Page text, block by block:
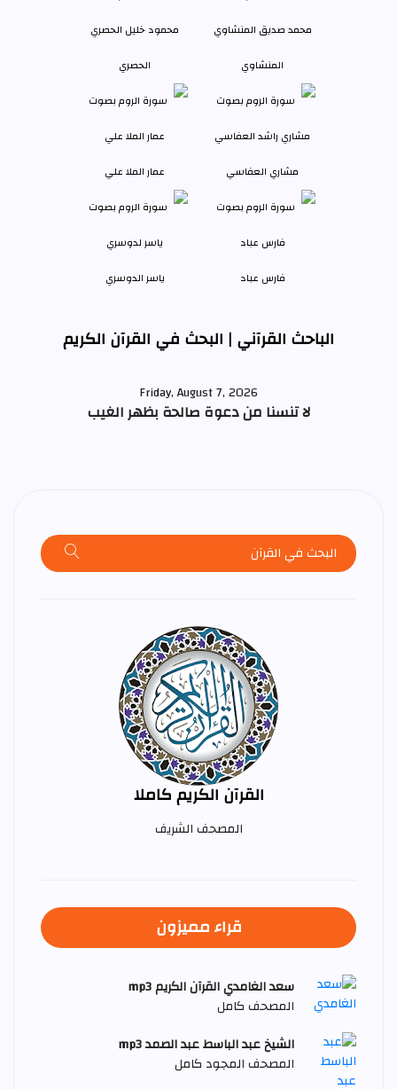
المنشاوي الحصري
مشاري العفاسي عمار الملا علي
فارس عباد ياسر الدوسري
الباحث القرآني | البحث في القرآن الكريم
Friday, August 7, 2026
لا تنسنا من دعوة صالحة بظهر الغيب
القرآن الكريم كاملا
المصحف الشريف
قراء مميزون
سعد الغامدي القرآن الكريم mp3
المصحف كامل
الشيخ عبد الباسط عبد الصمد mp3
المصحف المجود كامل